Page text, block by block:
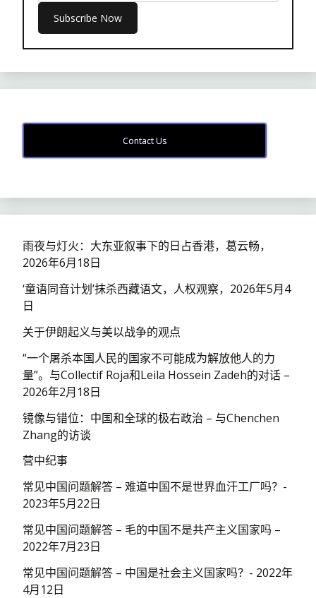
Contact Us
雨夜与灯火：大东亚叙事下的日占香港，葛云畅，
2026年6月18日
‘童语同音计划’抹杀西藏语文，人权观察，2026年5月4
日
关于伊朗起义与美以战争的观点
“一个屠杀本国人民的国家不可能成为解放他人的力
量”。与Collectif Roja和Leila Hossein Zadeh的对话 –
2026年2月18日
镜像与错位：中国和全球的极右政治 – 与Chenchen
Zhang的访谈
营中纪事
常见中国问题解答 – 难道中国不是世界血汗工厂吗？-
2023年5月22日
常见中国问题解答 – 毛的中国不是共产主义国家吗 –
2022年7月23日
常见中国问题解答 – 中国是社会主义国家吗？- 2022年
4月12日